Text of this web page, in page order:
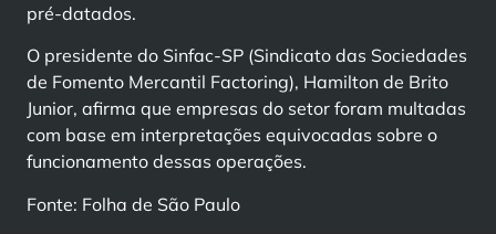
pré-datados.
O presidente do Sinfac-SP (Sindicato das Sociedades
de Fomento Mercantil Factoring), Hamilton de Brito
Junior, afirma que empresas do setor foram multadas
com base em interpretações equivocadas sobre o
funcionamento dessas operações.
Fonte: Folha de São Paulo